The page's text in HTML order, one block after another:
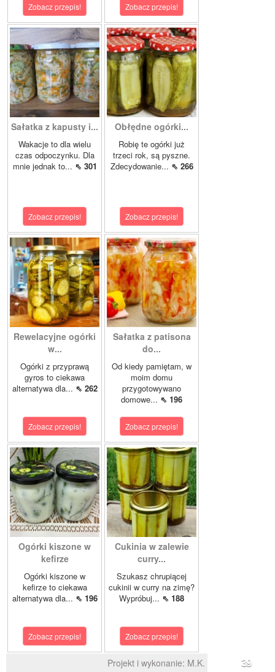
Zobacz przepis! Zobacz przepis!
Sałatka z kapusty i...
Wakacje to dla wielu
czas odpoczynku. Dla
mnie jednak to... ⇖ 301
Zobacz przepis!
Obłędne ogórki...
Robię te ogórki już
trzeci rok, są pyszne.
Zdecydowanie... ⇖ 266
Zobacz przepis!
Rewelacyjne ogórki
w...
Ogórki z przyprawą
gyros to ciekawa
alternatywa dla... ⇖ 262
Zobacz przepis!
Sałatka z patisona
do...
Od kiedy pamiętam, w
moim domu
przygotowywano
domowe... ⇖ 196
Zobacz przepis!
Ogórki kiszone w
kefirze
Ogórki kiszone w
kefirze to ciekawa
alternatywa dla... ⇖ 196
Zobacz przepis!
Cukinia w zalewie
curry...
Szukasz chrupiącej
cukinii w curry na zimę?
Wypróbuj... ⇖ 188
Zobacz przepis!
Projekt i wykonanie: M.K. 39